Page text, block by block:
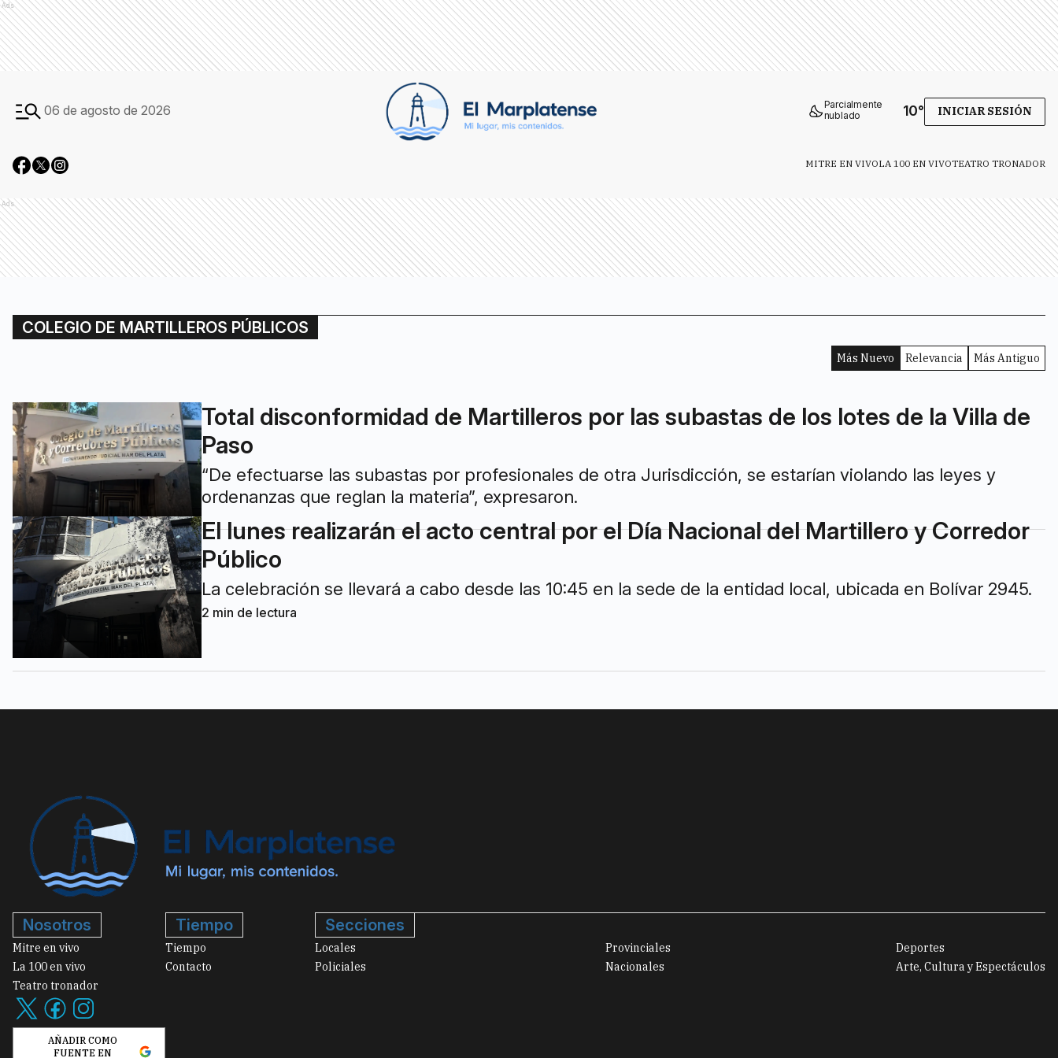
Ads
06 de agosto de 2026
Parcialmente
nublado
10° INICIAR SESIÓN
MITRE EN VIVOLA 100 EN VIVOTEATRO TRONADOR
Ads
COLEGIO DE MARTILLEROS PÚBLICOS
Más Nuevo Relevancia Más Antiguo
Total disconformidad de Martilleros por las subastas de los lotes de la Villa de
Paso
“De efectuarse las subastas por profesionales de otra Jurisdicción, se estarían violando las leyes y
ordenanzas que reglan la materia”, expresaron.
El lunes realizarán el acto central por el Día Nacional del Martillero y Corredor
Público
La celebración se llevará a cabo desde las 10:45 en la sede de la entidad local, ubicada en Bolívar 2945.
2 min de lectura
Nosotros
Mitre en vivo
La 100 en vivo
Teatro tronador
AÑADIR COMO
FUENTE EN
Tiempo
Tiempo
Contacto
Secciones
Locales
Policiales
Provinciales
Nacionales
Deportes
Arte, Cultura y Espectáculos